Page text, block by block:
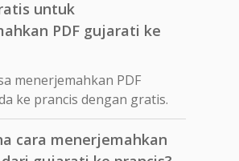
untuk
PDF gujarati ke
menerjemahkan PDF
ke prancis dengan gratis.
cara menerjemahkan